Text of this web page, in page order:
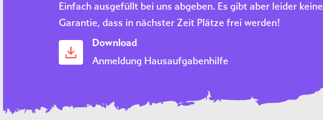
Einfach ausgefüllt bei uns abgeben. Es gibt aber leider keine
Garantie, dass in nächster Zeit Plätze frei werden!
Download
Anmeldung Hausaufgabenhilfe